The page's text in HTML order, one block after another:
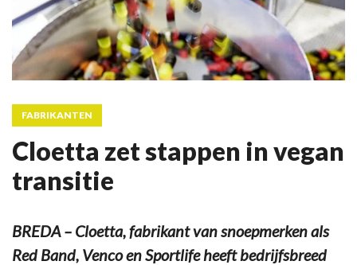
FABRIKANTEN
Cloetta zet stappen in vegan
transitie
BREDA – Cloetta, fabrikant van snoepmerken als
Red Band, Venco en Sportlife heeft bedrijfsbreed